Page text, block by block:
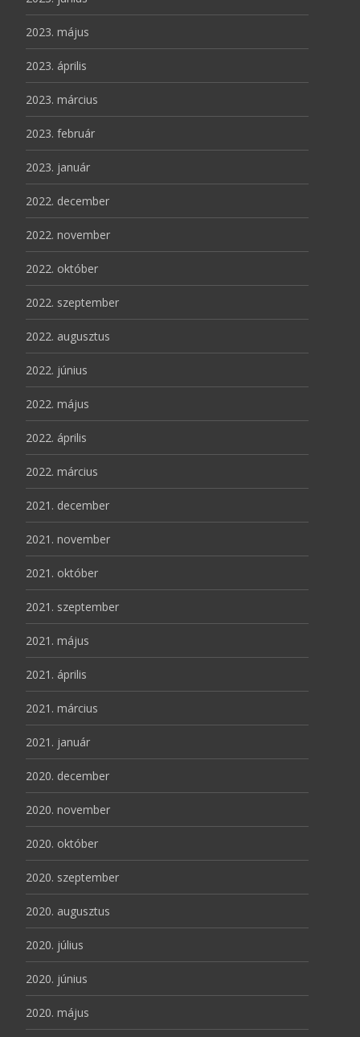
2023. május
2023. április
2023. március
2023. február
2023. január
2022. december
2022. november
2022. október
2022. szeptember
2022. augusztus
2022. június
2022. május
2022. április
2022. március
2021. december
2021. november
2021. október
2021. szeptember
2021. május
2021. április
2021. március
2021. január
2020. december
2020. november
2020. október
2020. szeptember
2020. augusztus
2020. július
2020. június
2020. május